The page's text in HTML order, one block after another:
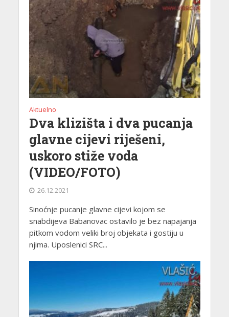
Aktuelno
Dva klizišta i dva pucanja
glavne cijevi riješeni,
uskoro stiže voda
(VIDEO/FOTO)
26.12.2021
Sinoćnje pucanje glavne cijevi kojom se
snabdijeva Babanovac ostavilo je bez napajanja
pitkom vodom veliki broj objekata i gostiju u
njima. Uposlenici SRC...